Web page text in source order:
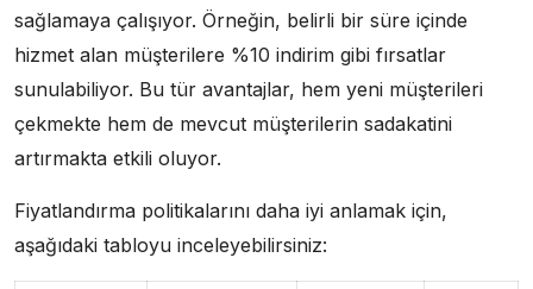
sağlamaya çalışıyor. Örneğin, belirli bir süre içinde
hizmet alan müşterilere %10 indirim gibi fırsatlar
sunulabiliyor. Bu tür avantajlar, hem yeni müşterileri
çekmekte hem de mevcut müşterilerin sadakatini
artırmakta etkili oluyor.
Fiyatlandırma politikalarını daha iyi anlamak için,
aşağıdaki tabloyu inceleyebilirsiniz: